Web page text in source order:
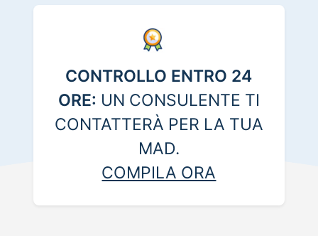
CONTROLLO ENTRO 24
ORE: UN CONSULENTE TI
CONTATTERÀ PER LA TUA
MAD.
COMPILA ORA